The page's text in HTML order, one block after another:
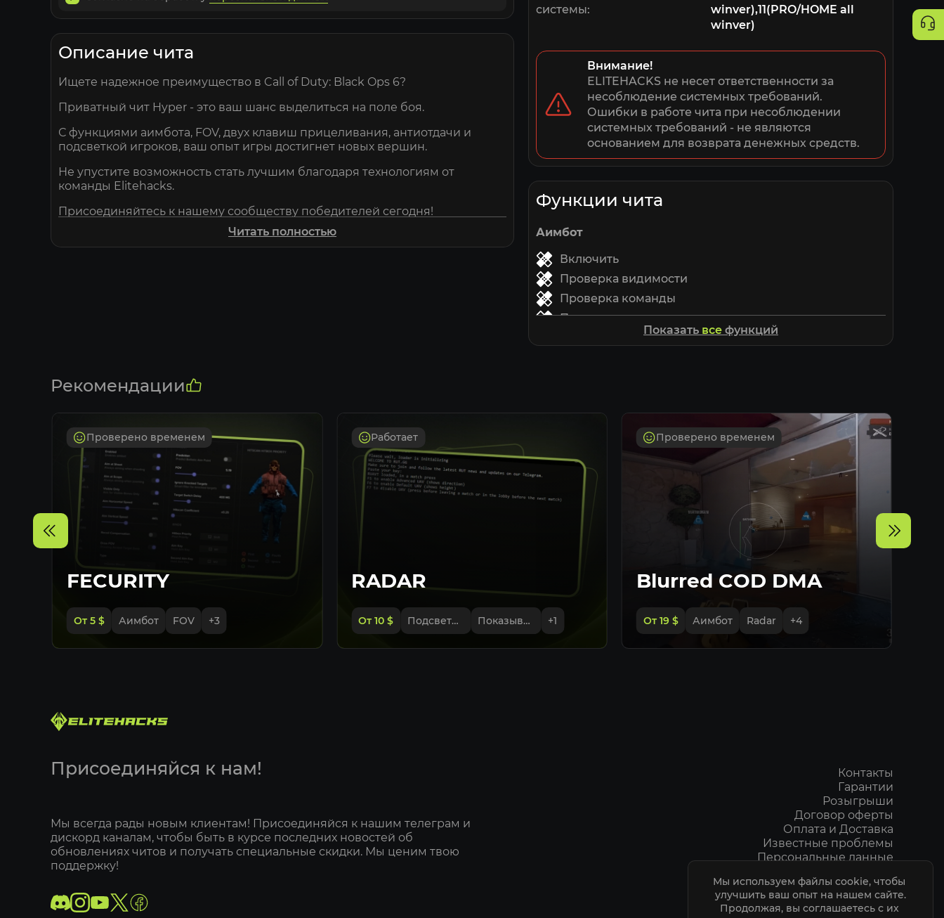
Описание чита
Ищете надежное преимущество в Call of Duty: Black Ops 6?
Приватный чит Hyper - это ваш шанс выделиться на поле боя.
С функциями аимбота, FOV, двух клавиш прицеливания, антиотдачи и
подсветкой игроков, ваш опыт игры достигнет новых вершин.
Не упустите возможность стать лучшим благодаря технологиям от
команды Elitehacks.
Присоединяйтесь к нашему сообществу победителей сегодня!
Читать полностью
системы:
winver),11(PRO/HOME all
winver)
Внимание!
ELITEHACKS не несет ответственности за
несоблюдение системных требований.
Ошибки в работе чита при несоблюдении
системных требований - не являются
основанием для возврата денежных средств.
Функции чита
Аимбот
Включить
Проверка видимости
Проверка команды
Проверка раненых
Линия прицеливания
Дистанция аима
Выбор хитбокса аимбота
Игнорировать команду
Прицел
Поддержка контроллера
Проверка раненых
Дистанция
Проверка команды
Скелет
Показать все функций
Рекомендации
Проверено временем
FECURITY
От 5 $ Аимбот FOV +3
Работает
RADAR
От 10 $ Подсветка противников на радаре Показывать высоту противника +1
Проверено временем
Blurred COD DMA
От 19$ Аимбот Radar +4
Мы используем файлы cookie, чтобы
улучшить ваш опыт на нашем сайте.
Продолжая, вы соглашаетесь с их
Присоединяйся к нам!
Мы всегда рады новым клиентам! Присоединяйся к нашим телеграм и
дискорд каналам, чтобы быть в курсе последних новостей об
обновлениях читов и получать специальные скидки. Мы ценим твою
поддержку!
Контакты
Гарантии
Розыгрыши
Договор оферты
Оплата и Доставка
Известные проблемы
Персональные данные
Политика Конфидециальности
ELITEPVPERS